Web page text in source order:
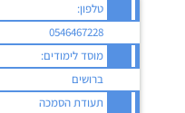
טלפון:
0546467228
מוסד לימודים:
ברושים
תעודת הסמכה